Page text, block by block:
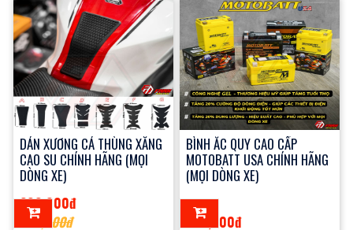
DÁN XƯƠNG CÁ THÙNG XĂNG
CAO SU CHÍNH HÃNG (MỌI
DÒNG XE)
200,000đ
360,000đ
BÌNH ẮC QUY CAO CẤP
MOTOBATT USA CHÍNH HÃNG
(MỌI DÒNG XE)
320,000đ